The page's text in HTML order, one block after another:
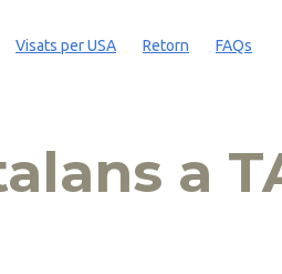
Visats per USA Retorn FAQs
a